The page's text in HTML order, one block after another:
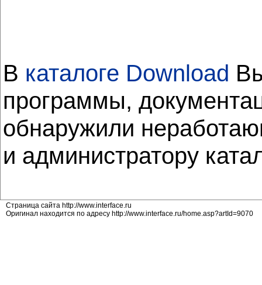
В каталоге Download
программы,
обнаружили
и администратору
Страница сайта http://www.interface.ru
Оригинал находится по адресу http://www.interface.ru/home.asp?artId=9070